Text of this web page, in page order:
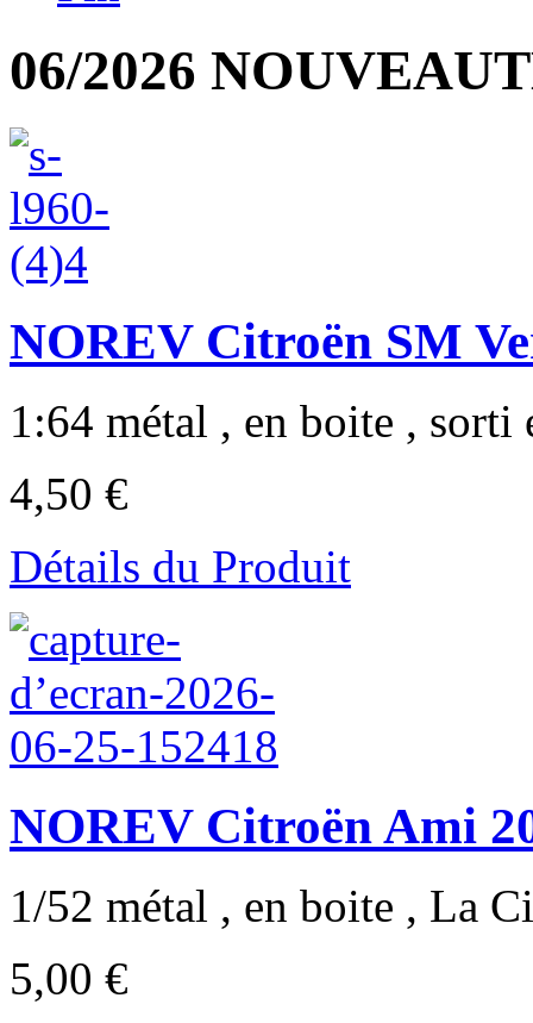
06/2026
NOREV Citroën SM
1:64 métal , en boite , sorti
4,50 €
Détails du Produit
NOREV Citroën Ami
1/52 métal , en boite , La
5,00 €